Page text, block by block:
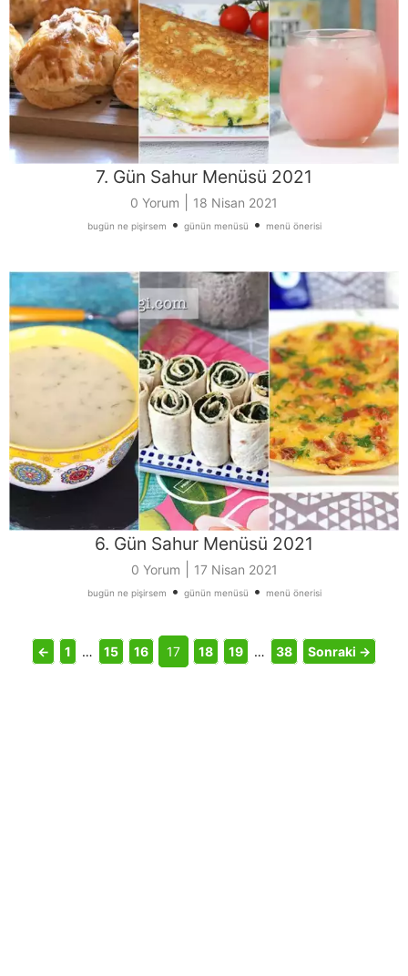
7. Gün Sahur Menüsü 2021
0 Yorum 18 Nisan 2021
bugün ne pişirsem • günün menüsü • menü önerisi
6. Gün Sahur Menüsü 2021
0 Yorum 17 Nisan 2021
bugün ne pişirsem • günün menüsü • menü önerisi
← 1 … 15 16 17 18 19 … 38 Sonraki →